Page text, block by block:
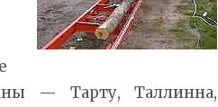
— Тарту, Таллинна,